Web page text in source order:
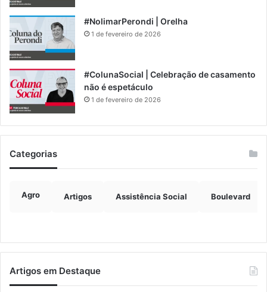
#NolimarPerondi | Orelha
1 de fevereiro de 2026
#ColunaSocial | Celebração de casamento
não é espetáculo
1 de fevereiro de 2026
Categorias
Agro Artigos Assistência Social Boulevard
Artigos em Destaque